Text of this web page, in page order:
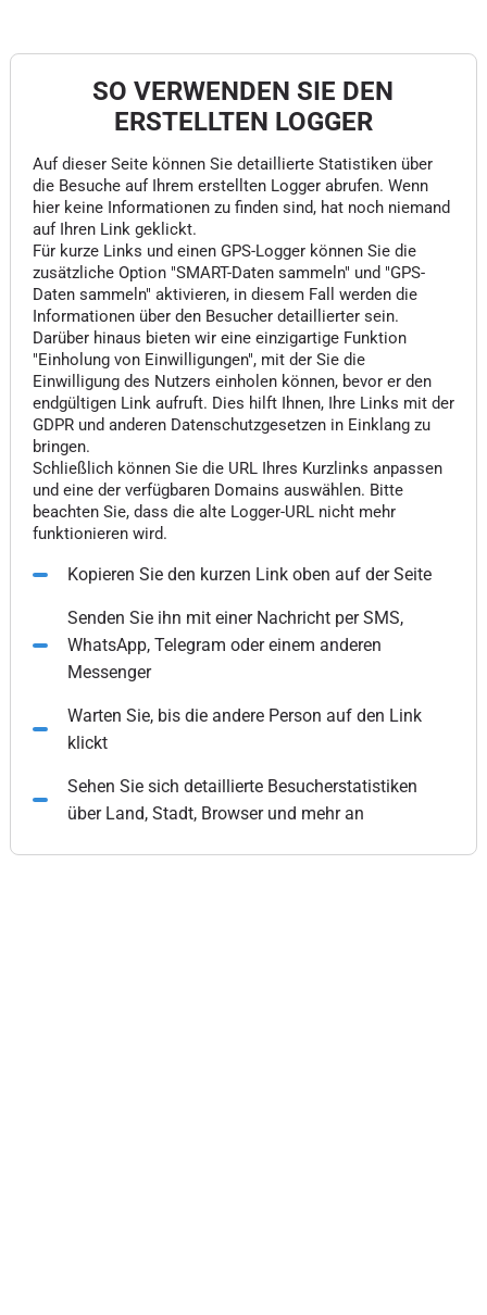
SO VERWENDEN SIE DEN
ERSTELLTEN LOGGER
Auf dieser Seite können Sie detaillierte Statistiken über
die Besuche auf Ihrem erstellten Logger abrufen. Wenn
hier keine Informationen zu finden sind, hat noch niemand
auf Ihren Link geklickt.
Für kurze Links und einen GPS-Logger können Sie die
zusätzliche Option "SMART-Daten sammeln" und "GPS-
Daten sammeln" aktivieren, in diesem Fall werden die
Informationen über den Besucher detaillierter sein.
Darüber hinaus bieten wir eine einzigartige Funktion
"Einholung von Einwilligungen", mit der Sie die
Einwilligung des Nutzers einholen können, bevor er den
endgültigen Link aufruft. Dies hilft Ihnen, Ihre Links mit der
GDPR und anderen Datenschutzgesetzen in Einklang zu
bringen.
Schließlich können Sie die URL Ihres Kurzlinks anpassen
und eine der verfügbaren Domains auswählen. Bitte
beachten Sie, dass die alte Logger-URL nicht mehr
funktionieren wird.
Kopieren Sie den kurzen Link oben auf der Seite
Senden Sie ihn mit einer Nachricht per SMS,
WhatsApp, Telegram oder einem anderen
Messenger
Warten Sie, bis die andere Person auf den Link
klickt
Sehen Sie sich detaillierte Besucherstatistiken
über Land, Stadt, Browser und mehr an